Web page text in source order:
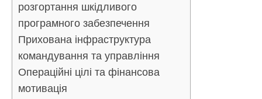
розгортання шкідливого
програмного забезпечення
Прихована інфраструктура
командування та управління
Операційні цілі та фінансова
мотивація